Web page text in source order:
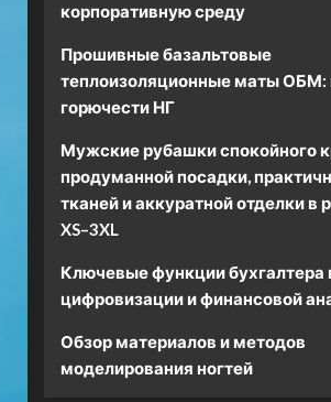
корпоративную среду
Прошивные базальтовые
теплоизоляционные маты ОБМ:
горючести НГ
Мужские рубашки спокойного
продуманной посадки,
тканей и аккуратной отделки в
XS–3XL
Ключевые функции бухгалтера
цифровизации и финансовой
Обзор материалов и методов
моделирования ногтей